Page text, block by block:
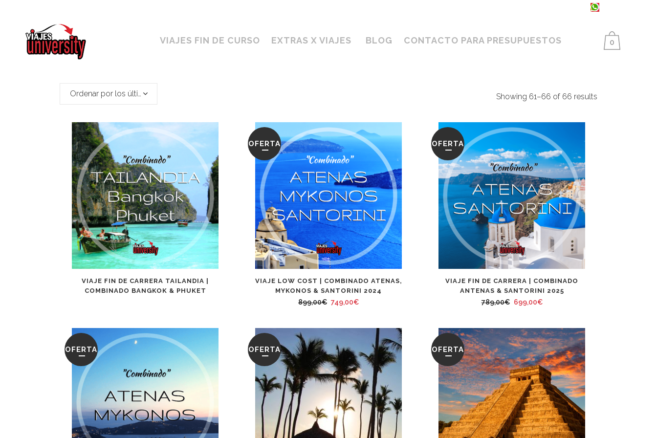
0
VIAJES FIN DE CURSO EXTRAS X VIAJES BLOG CONTACTO PARA PRESUPUESTOS
Showing 61–66 of 66 results
Ordenar por los últimos
VIAJE FIN DE CARRERA TAILANDIA |
COMBINADO BANGKOK & PHUKET
OFERTA
VIAJE LOW COST | COMBINADO ATENAS,
MYKONOS & SANTORINI 2024
899,00€ El
original
899,00€.
749,00€El
actual
749,00€.
OFERTA
VIAJE FIN DE CARRERA | COMBINADO
ANTENAS & SANTORINI 2025
789,00€ El
original
era:
789,00€.
699,00€El
actual
es:
699,00€.
OFERTA OFERTA OFERTA